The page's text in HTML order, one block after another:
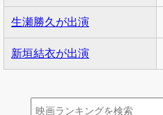
生瀬勝久が出演
新垣結衣が出演